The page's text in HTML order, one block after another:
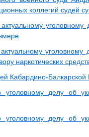
коллегий судей
наркотических
Кабардино-Балкарской
уголовному делу об
уголовному делу об